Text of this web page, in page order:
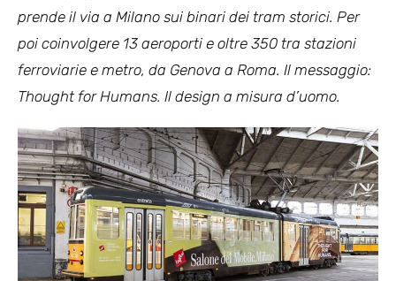
prende il via a Milano sui binari dei tram storici. Per
poi coinvolgere 13 aeroporti e oltre 350 tra stazioni
ferroviarie e metro, da Genova a Roma. Il messaggio:
Thought for Humans. Il design a misura d’uomo.